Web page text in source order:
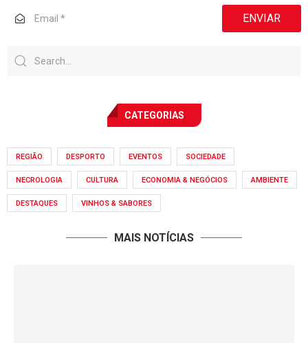
ENVIAR
CATEGORIAS
REGIÃO DESPORTO EVENTOS SOCIEDADE
NECROLOGIA CULTURA ECONOMIA & NEGÓCIOS AMBIENTE
DESTAQUES VINHOS & SABORES
MAIS NOTÍCIAS